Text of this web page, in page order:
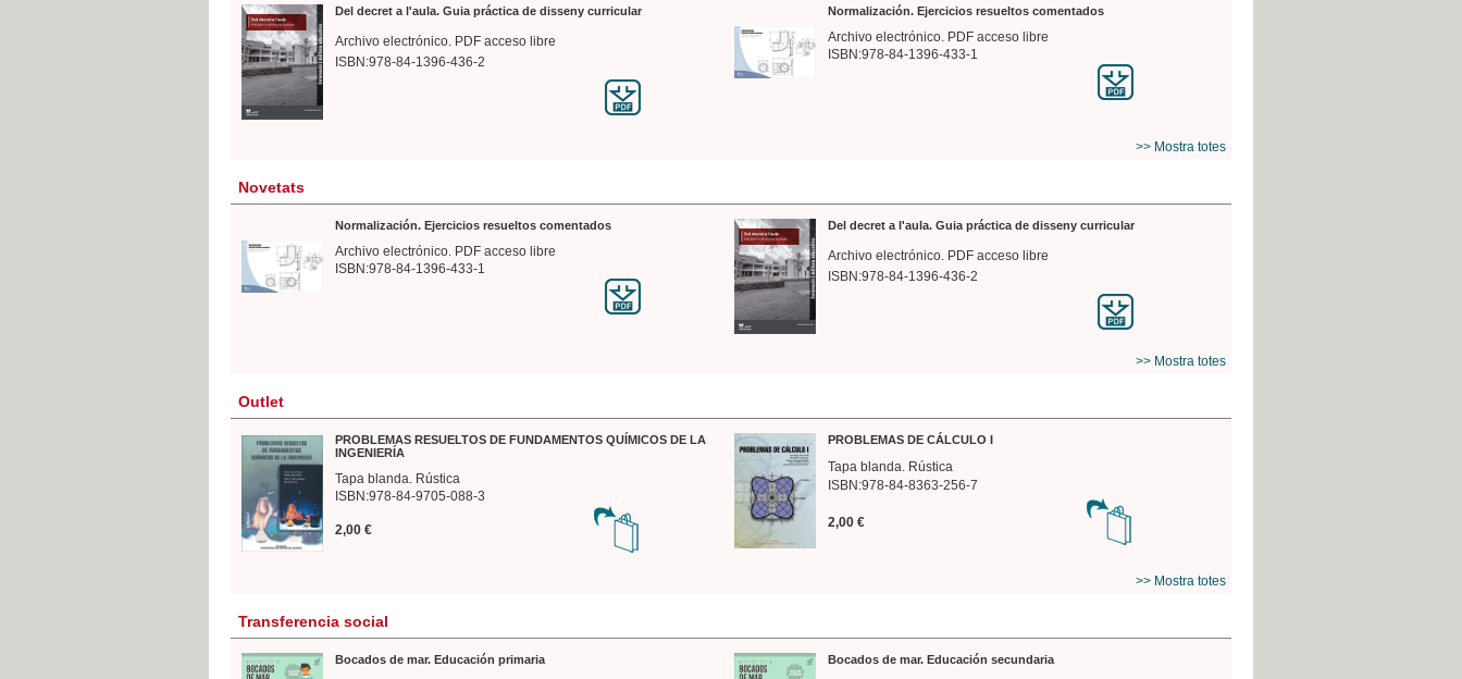
Del decret a l'aula. Guia práctica de disseny curricular
Archivo electrónico. PDF acceso libre
ISBN:978-84-1396-436-2
Normalización. Ejercicios resueltos comentados
Archivo electrónico. PDF acceso libre
ISBN:978-84-1396-433-1
>> Mostra totes
Novetats
Normalización. Ejercicios resueltos comentados
Archivo electrónico. PDF acceso libre
ISBN:978-84-1396-433-1
Del decret a l'aula. Guia práctica de disseny curricular
Archivo electrónico. PDF acceso libre
ISBN:978-84-1396-436-2
>> Mostra totes
Outlet
PROBLEMAS RESUELTOS DE FUNDAMENTOS QUÍMICOS DE LA
INGENIERÍA
Tapa blanda. Rústica
ISBN:978-84-9705-088-3
2,00 €
PROBLEMAS DE CÁLCULO I
Tapa blanda. Rústica
ISBN:978-84-8363-256-7
2,00 €
>> Mostra totes
Transferencia social
Bocados de mar. Educación primaria Bocados de mar. Educación secundaria